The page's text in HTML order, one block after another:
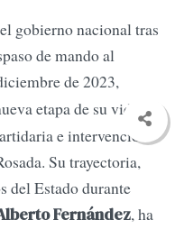
gobierno nacional tras
de mando al
de 2023,
etapa de su vida
e intervención
Su trayectoria,
del Estado durante
Fernández, ha